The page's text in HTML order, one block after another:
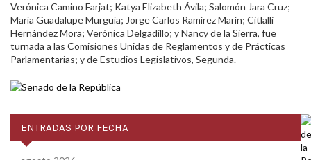
Verónica Camino Farjat; Katya Elizabeth Ávila; Salomón Jara Cruz;
María Guadalupe Murguía; Jorge Carlos Ramírez Marín; Citlalli
Hernández Mora; Verónica Delgadillo; y Nancy de la Sierra, fue
turnada a las Comisiones Unidas de Reglamentos y de Prácticas
Parlamentarias; y de Estudios Legislativos, Segunda.
ENTRADAS POR FECHA